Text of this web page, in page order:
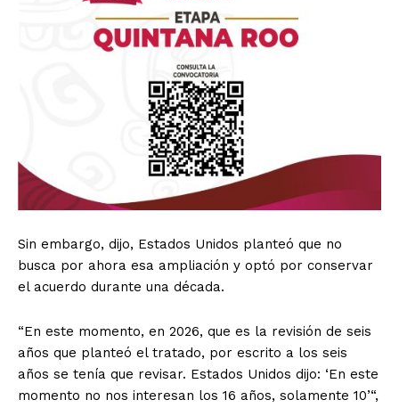
Sin embargo, dijo, Estados Unidos planteó que no
busca por ahora esa ampliación y optó por conservar
el acuerdo durante una década.
“En este momento, en 2026, que es la revisión de seis
años que planteó el tratado, por escrito a los seis
años se tenía que revisar. Estados Unidos dijo: ‘En este
momento no nos interesan los 16 años, solamente 10’“,